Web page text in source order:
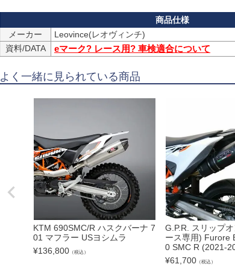
メーカー
Leovince(レオヴィンチ)
資料/DATA
eマーク? レース用? 車検適合について
よく一緒に見られている商品
KTM 690SMC/R ハスクバーナ 7
01 マフラー USヨシムラ
¥136,800 （税込）
G.P.R. スリップ
ース専用) Furore
0 SMC R (2021-
¥61,700 （税込）